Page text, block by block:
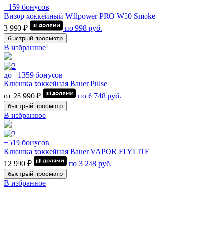
+159 бонусов
Визор хоккейный Willpower PRO W30 Smoke
3 990 ₽
по 998 руб.
быстрый просмотр
В избранное
до +1359 бонусов
Клюшка хоккейная Bauer Pulse
от 26 990 ₽
по 6 748 руб.
быстрый просмотр
В избранное
+519 бонусов
Клюшка хоккейная Bauer VAPOR FLYLITE
12 990 ₽
по 3 248 руб.
быстрый просмотр
В избранное